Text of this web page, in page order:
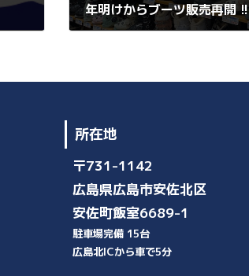
年明けからブーツ販売再開 !!
所在地
〒731-1142
広島県広島市安佐北区
安佐町飯室6689-1
駐車場完備 15台
広島北ICから車で5分